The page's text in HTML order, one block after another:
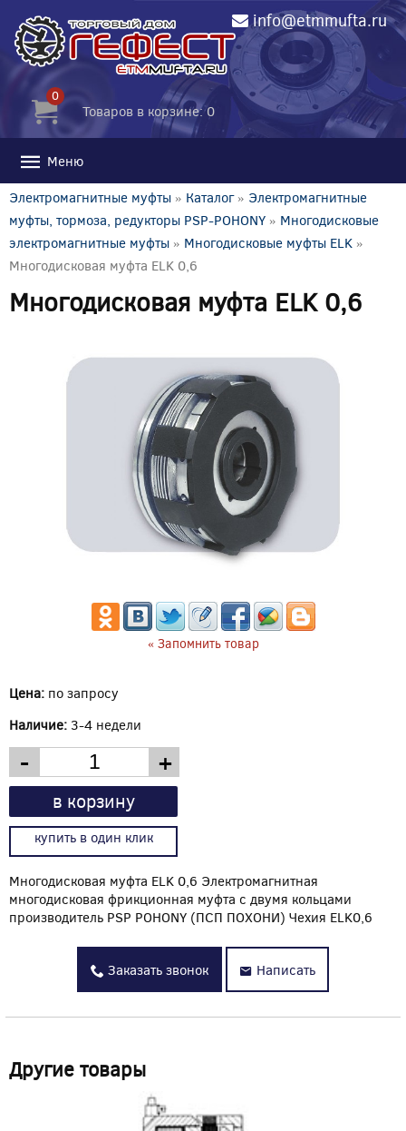
info@etmmufta.ru
0
Товаров в корзине: 0
Меню
Электромагнитные муфты » Каталог» Электромагнитные
муфты, тормоза, редукторы PSP-POHONY » Многодисковые
электромагнитные муфты » Многодисковые муфты ELK »
Многодисковая муфта ELK 0,6
Многодисковая муфта ELK 0,6
« Запомнить товар
Цена: по запросу
Наличие: 3-4 недели
- +
в корзину
купить в один клик
Многодисковая муфта ELK 0,6 Электромагнитная
многодисковая фрикционная муфта с двумя кольцами
производитель PSP POHONY (ПСП ПОХОНИ) Чехия ELK0,6
Заказать звонок Написать
Другие товары